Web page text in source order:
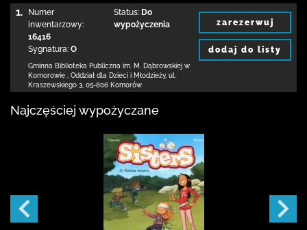
1.
Numer
inwentarzowy:
16416
Sygnatura: O
Status: Do
wypożyczenia
Gminna Biblioteka Publiczna im. M. Dąbrowskiej w
Komorowie
Oddział dla Dzieci i Młodzieży, ul.
Kraszewskiego 3 05-806 Komorów
zarezerwuj
dodaj do listy
Najczęściej wypożyczane